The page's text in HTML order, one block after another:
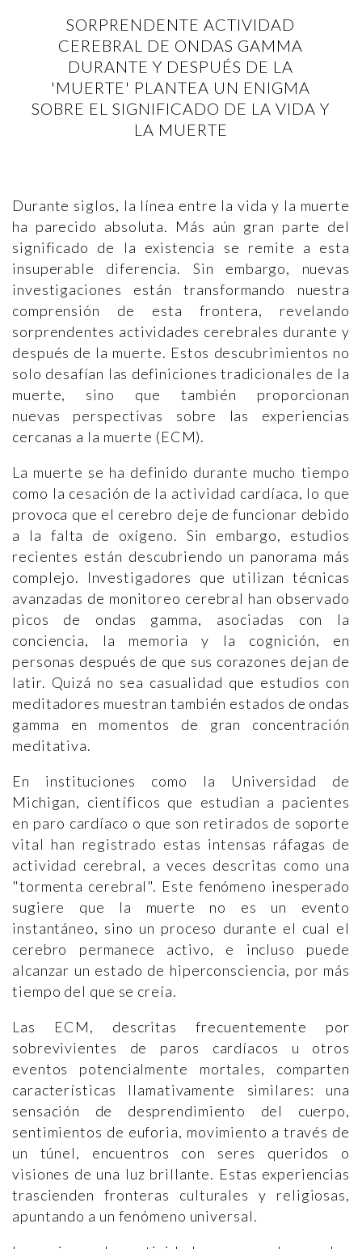
SORPRENDENTE ACTIVIDAD
CEREBRAL DE ONDAS GAMMA
DURANTE Y DESPUÉS DE LA
'MUERTE' PLANTEA UN ENIGMA
SOBRE EL SIGNIFICADO DE LA VIDA Y
LA MUERTE
Durante siglos, la línea entre la vida y la muerte
ha parecido absoluta. Más aún gran parte del
significado de la existencia se remite a esta
insuperable diferencia. Sin embargo, nuevas
investigaciones están transformando nuestra
comprensión de esta frontera, revelando
sorprendentes actividades cerebrales durante y
después de la muerte. Estos descubrimientos no
solo desafían las definiciones tradicionales de la
muerte, sino que también proporcionan
nuevas perspectivas sobre las experiencias
cercanas a la muerte (ECM).
La muerte se ha definido durante mucho tiempo
como la cesación de la actividad cardíaca, lo que
provoca que el cerebro deje de funcionar debido
a la falta de oxígeno. Sin embargo, estudios
recientes están descubriendo un panorama más
complejo. Investigadores que utilizan técnicas
avanzadas de monitoreo cerebral han observado
picos de ondas gamma, asociadas con la
conciencia, la memoria y la cognición, en
personas después de que sus corazones dejan de
latir. Quizá no sea casualidad que estudios con
meditadores muestran también estados de ondas
gamma en momentos de gran concentración
meditativa.
En instituciones como la Universidad de
Michigan, científicos que estudian a pacientes
en paro cardíaco o que son retirados de soporte
vital han registrado estas intensas ráfagas de
actividad cerebral, a veces descritas como una
"tormenta cerebral". Este fenómeno inesperado
sugiere que la muerte no es un evento
instantáneo, sino un proceso durante el cual el
cerebro permanece activo, e incluso puede
alcanzar un estado de hiperconsciencia, por más
tiempo del que se creía.
Las ECM, descritas frecuentemente por
sobrevivientes de paros cardíacos u otros
eventos potencialmente mortales, comparten
características llamativamente similares: una
sensación de desprendimiento del cuerpo,
sentimientos de euforia, movimiento a través de
un túnel, encuentros con seres queridos o
visiones de una luz brillante. Estas experiencias
trascienden fronteras culturales y religiosas,
apuntando a un fenómeno universal.